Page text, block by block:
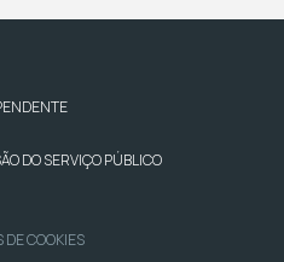
DO SERVIÇO PÚBLICO
DE COOKIES